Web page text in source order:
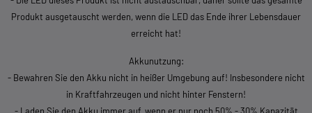
Produkt ausgetauscht werden, wenn die LED das Ende ihrer Lebensdauer
erreicht hat!
Akkunutzung:
- Bewahren Sie den Akku nicht in heißer Umgebung auf! Insbesondere nicht
in Kraftfahrzeugen und nicht hinter Fenstern!
- Laden Sie den Akku immer auf, wenn er nur noch 50% - 30% Kapazität